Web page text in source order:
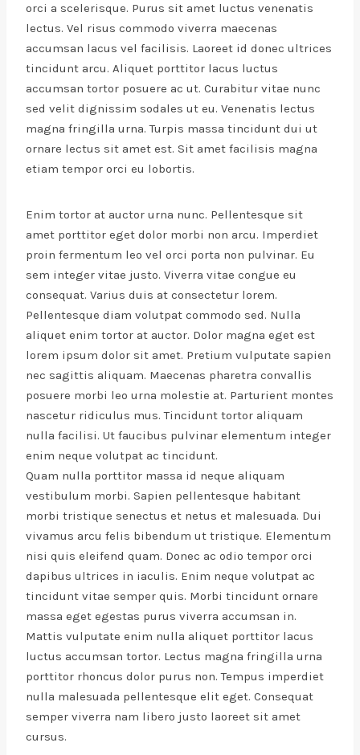
orci a scelerisque. Purus sit amet luctus venenatis
lectus. Vel risus commodo viverra maecenas
accumsan lacus vel facilisis. Laoreet id donec ultrices
tincidunt arcu. Aliquet porttitor lacus luctus
accumsan tortor posuere ac ut. Curabitur vitae nunc
sed velit dignissim sodales ut eu. Venenatis lectus
magna fringilla urna. Turpis massa tincidunt dui ut
ornare lectus sit amet est. Sit amet facilisis magna
etiam tempor orci eu lobortis.
Enim tortor at auctor urna nunc. Pellentesque sit
amet porttitor eget dolor morbi non arcu. Imperdiet
proin fermentum leo vel orci porta non pulvinar. Eu
sem integer vitae justo. Viverra vitae congue eu
consequat. Varius duis at consectetur lorem.
Pellentesque diam volutpat commodo sed. Nulla
aliquet enim tortor at auctor. Dolor magna eget est
lorem ipsum dolor sit amet. Pretium vulputate sapien
nec sagittis aliquam. Maecenas pharetra convallis
posuere morbi leo urna molestie at. Parturient montes
nascetur ridiculus mus. Tincidunt tortor aliquam
nulla facilisi. Ut faucibus pulvinar elementum integer
enim neque volutpat ac tincidunt.
Quam nulla porttitor massa id neque aliquam
vestibulum morbi. Sapien pellentesque habitant
morbi tristique senectus et netus et malesuada. Dui
vivamus arcu felis bibendum ut tristique. Elementum
nisi quis eleifend quam. Donec ac odio tempor orci
dapibus ultrices in iaculis. Enim neque volutpat ac
tincidunt vitae semper quis. Morbi tincidunt ornare
massa eget egestas purus viverra accumsan in.
Mattis vulputate enim nulla aliquet porttitor lacus
luctus accumsan tortor. Lectus magna fringilla urna
porttitor rhoncus dolor purus non. Tempus imperdiet
nulla malesuada pellentesque elit eget. Consequat
semper viverra nam libero justo laoreet sit amet
cursus.